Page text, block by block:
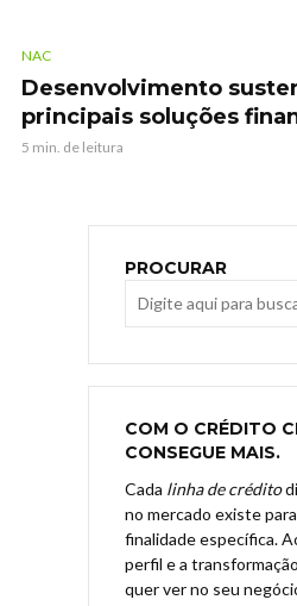
NAC
Desenvolvimento
principais soluções
5 min. de leitura
PROCURAR
COM O CRÉDITO
CONSEGUE MAIS.
Cada linha de crédito
no mercado existe
finalidade específica.
perfil e a
quer ver no seu